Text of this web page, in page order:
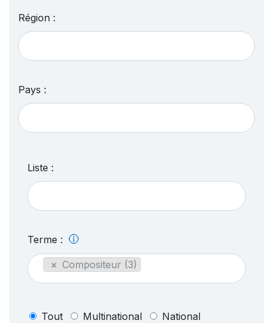
Région :
Pays :
Liste :
Terme :
× Compositeur (3)
Tout Multinational National